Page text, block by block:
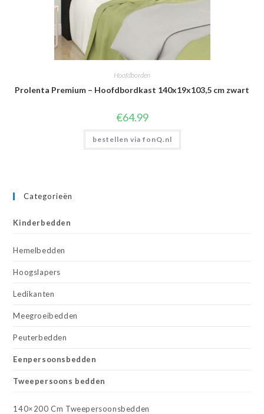
Hoofdborden
Prolenta Premium – Hoofdbordkast 140x19x103,5 cm zwart
€64.99
bestellen via fonQ.nl
Categorieën
Kinderbedden
Hemelbedden
Hoogslapers
Ledikanten
Meegroeibedden
Peuterbedden
Eenpersoonsbedden
Tweepersoons bedden
140×200 Cm Tweepersoonsbedden